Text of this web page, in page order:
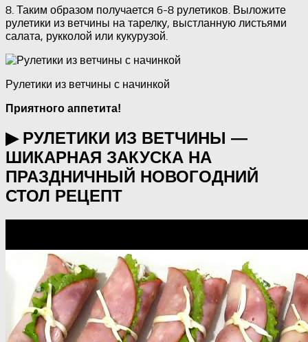
8. Таким образом получается 6-8 рулетиков. Выложите
рулетики из ветчины на тарелку, выстланную листьями
салата, рукколой или кукурузой.
Рулетики из ветчины с начинкой
Приятного аппетита!
▶ РУЛЕТИКИ ИЗ ВЕТЧИНЫ —
ШИКАРНАЯ ЗАКУСКА НА
ПРАЗДНИЧНЫЙ НОВОГОДНИЙ
СТОЛ РЕЦЕПТ